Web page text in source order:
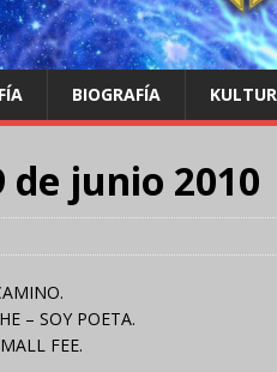
BIOGRAFÍA
de junio 2010
– SOY POETA.
FEE.